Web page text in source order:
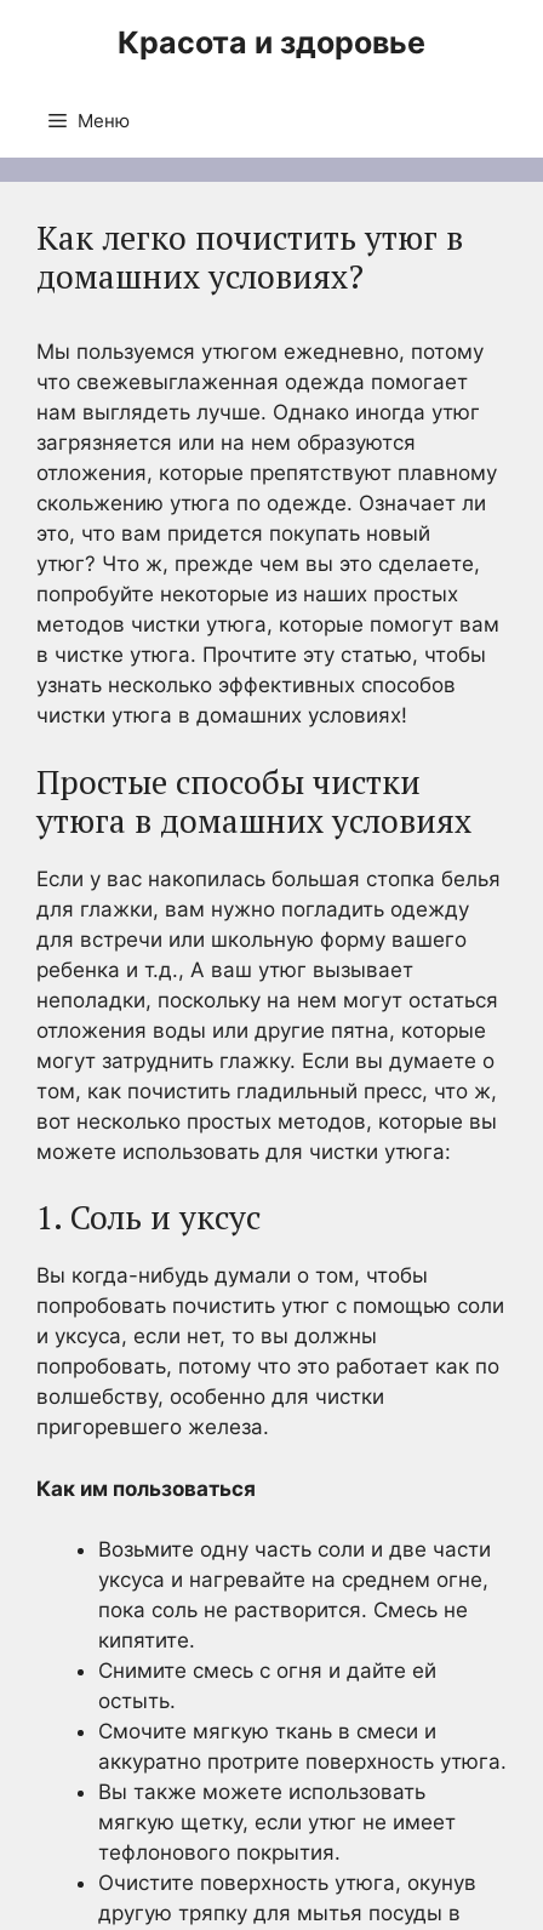
Красота и здоровье
Меню
Как легко почистить утюг в
домашних условиях?
Мы пользуемся утюгом ежедневно, потому
что свежевыглаженная одежда помогает
нам выглядеть лучше. Однако иногда утюг
загрязняется или на нем образуются
отложения, которые препятствуют плавному
скольжению утюга по одежде. Означает ли
это, что вам придется покупать новый
утюг? Что ж, прежде чем вы это сделаете,
попробуйте некоторые из наших простых
методов чистки утюга, которые помогут вам
в чистке утюга. Прочтите эту статью, чтобы
узнать несколько эффективных способов
чистки утюга в домашних условиях!
Простые способы чистки
утюга в домашних условиях
Если у вас накопилась большая стопка белья
для глажки, вам нужно погладить одежду
для встречи или школьную форму вашего
ребенка и т.д., А ваш утюг вызывает
неполадки, поскольку на нем могут остаться
отложения воды или другие пятна, которые
могут затруднить глажку. Если вы думаете о
том, как почистить гладильный пресс, что ж,
вот несколько простых методов, которые вы
можете использовать для чистки утюга:
1. Соль и уксус
Вы когда-нибудь думали о том, чтобы
попробовать почистить утюг с помощью соли
и уксуса, если нет, то вы должны
попробовать, потому что это работает как по
волшебству, особенно для чистки
пригоревшего железа.
Как им пользоваться
Возьмите одну часть соли и две части
уксуса и нагревайте на среднем огне,
пока соль не растворится. Смесь не
кипятите.
Снимите смесь с огня и дайте ей
остыть.
Смочите мягкую ткань в смеси и
аккуратно протрите поверхность утюга.
Вы также можете использовать
мягкую щетку, если утюг не имеет
тефлонового покрытия.
Очистите поверхность утюга, окунув
другую тряпку для мытья посуды в